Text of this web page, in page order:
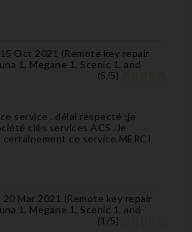
15 Oct 2021 (Remote key repair
1, Megane 1, Scenic 1, and
(5/5)
service . délai respecté ;je
clés services ACS .Je
ce service MERCI
20 Mar 2021 (Remote key repair
1, Megane 1, Scenic 1, and
(1 /5)